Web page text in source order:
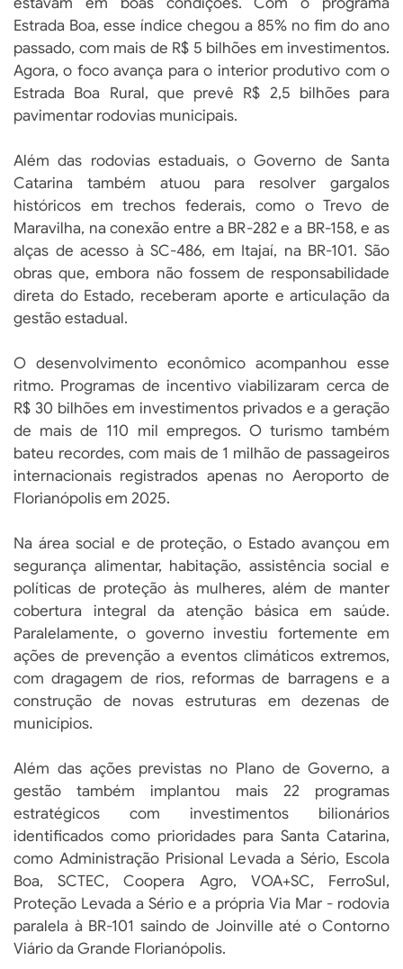
Estrada Boa, esse índice chegou a 85% no fim do ano
passado, com mais de R$ 5 bilhões em investimentos.
Agora, o foco avança para o interior produtivo com o
Estrada Boa Rural, que prevê R$ 2,5 bilhões para
pavimentar rodovias municipais.
Além das rodovias estaduais, o Governo de Santa
Catarina também atuou para resolver gargalos
históricos em trechos federais, como o Trevo de
Maravilha, na conexão entre a BR-282 e a BR-158, e as
alças de acesso à SC-486, em Itajaí, na BR-101. São
obras que, embora não fossem de responsabilidade
direta do Estado, receberam aporte e articulação da
gestão estadual.
O desenvolvimento econômico acompanhou esse
ritmo. Programas de incentivo viabilizaram cerca de
R$ 30 bilhões em investimentos privados e a geração
de mais de 110 mil empregos. O turismo também
bateu recordes, com mais de 1 milhão de passageiros
internacionais registrados apenas no Aeroporto de
Florianópolis em 2025.
Na área social e de proteção, o Estado avançou em
segurança alimentar, habitação, assistência social e
políticas de proteção às mulheres, além de manter
cobertura integral da atenção básica em saúde.
Paralelamente, o governo investiu fortemente em
ações de prevenção a eventos climáticos extremos,
com dragagem de rios, reformas de barragens e a
construção de novas estruturas em dezenas de
municípios.
Além das ações previstas no Plano de Governo, a
gestão também implantou mais 22 programas
estratégicos com investimentos bilionários
identificados como prioridades para Santa Catarina,
como Administração Prisional Levada a Sério, Escola
Boa, SCTEC, Coopera Agro, VOA+SC, FerroSul,
Proteção Levada a Sério e a própria Via Mar - rodovia
paralela à BR-101 saindo de Joinville até o Contorno
Viário da Grande Florianópolis.